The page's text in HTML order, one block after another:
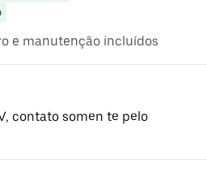
e manutenção incluídos
contato somen te pelo